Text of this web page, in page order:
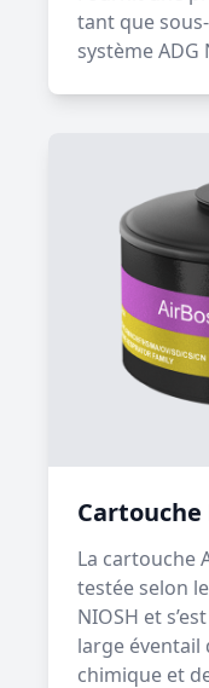
tant que
système ADG
Cartouche
La cartouche
testée selon
NIOSH et
large éventail
chimique et